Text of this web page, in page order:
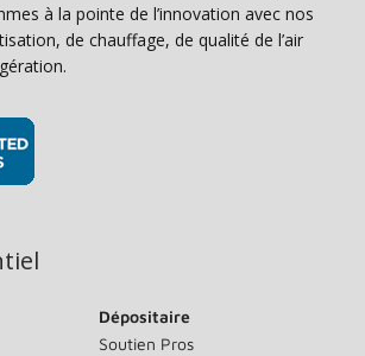
à la pointe de l’innovation avec nos
de chauffage, de qualité de l’air
Dépositaire
Soutien Pros